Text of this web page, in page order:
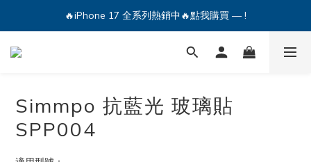
🔥iPhone 17 全系列熱銷中🔥點我購買 — !
🔥iPhone 17 全系列熱銷中🔥點我購買 — !
💕加入Q哥 Line 新好友領優惠券！🎫
Simmpo 抗藍光 玻璃貼
SPP004